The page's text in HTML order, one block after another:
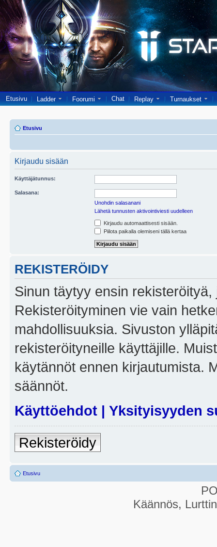
Etusivu Ladder Foorumi Chat Replay Turnaukset
Etusivu
Kirjaudu sisään
Käyttäjätunnus:
Salasana:
Unohdin salasanani
Lähetä tunnusten aktivointiviesti uudelleen
Kirjaudu automaattisesti sisään.
Piilota paikalla olemiseni tällä kertaa
REKISTERÖIDY
Sinun täytyy ensin
Rekisteröityminen vie vain
mahdollisuuksia. Sivuston
rekisteröityneille käyttäjille.
käytännöt ennen kirjautumista.
säännöt.
Käyttöehdot | Yksityisyyden
Rekisteröidy
Etusivu
Käännös,